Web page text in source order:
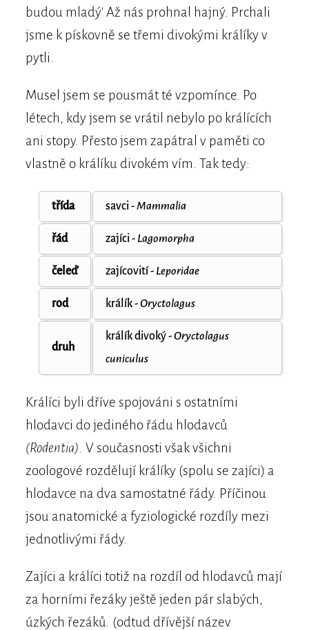
budou mladý' Až nás prohnal hajný. Prchali
jsme k pískovně se třemi divokými králíky v
pytli.
Musel jsem se pousmát té vzpomínce. Po
létech, kdy jsem se vrátil nebylo po králících
ani stopy. Přesto jsem zapátral v paměti co
vlastně o králíku divokém vím. Tak tedy:
třída savci -Mammalia
řád zajíci - Lagomorpha
čeleď zajícovití - Leporidae
rod králík -Oryctolagus
druh
králík divoký -Oryctolagus
cuniculus
Králíci byli dříve spojováni s ostatními
hlodavci do jediného řádu hlodavců
(Rodentia) . V současnosti však všichni
zoologové rozdělují králíky (spolu se zajíci) a
hlodavce na dva samostatné řády. Příčinou
jsou anatomické a fyziologické rozdíly mezi
jednotlivými řády.
Zajíci a králíci totiž na rozdíl od hlodavců mají
za horními řezáky ještě jeden pár slabých,
úzkých řezáků. (odtud dřívější název